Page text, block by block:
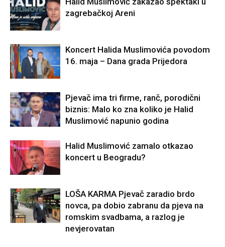
zagrebačkoj Areni
Koncert Halida Muslimovića povodom
16. maja – Dana grada Prijedora
Pjevač ima tri firme, ranč, porodični
biznis: Malo ko zna koliko je Halid
Muslimović napunio godina
Halid Muslimović zamalo otkazao
koncert u Beogradu?
LOŠA KARMA Pjevač zaradio brdo
novca, pa dobio zabranu da pjeva na
romskim svadbama, a razlog je
nevjerovatan